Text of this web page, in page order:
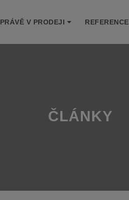
PRÁVĚ V PRODEJI REFERENCE
ČLÁNKY